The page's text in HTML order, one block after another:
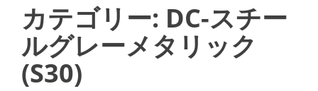
content
カテゴリー: DC-スチー
ルグレーメタリック
(S30)